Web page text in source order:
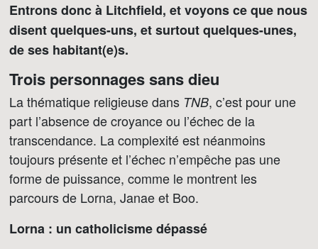
Entrons donc à Litchfield, et voyons ce que nous
disent quelques-uns, et surtout quelques-unes,
de ses habitant(e)s.
Trois personnages sans dieu
La thématique religieuse dans TNB, c’est pour une
part l’absence de croyance ou l’échec de la
transcendance. La complexité est néanmoins
toujours présente et l’échec n’empêche pas une
forme de puissance, comme le montrent les
parcours de Lorna, Janae et Boo.
Lorna : un catholicisme dépassé